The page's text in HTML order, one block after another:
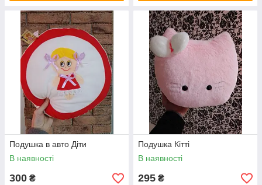
Подушка в авто Діти
В наявності
300 ₴
Подушка Кітті
В наявності
295 ₴